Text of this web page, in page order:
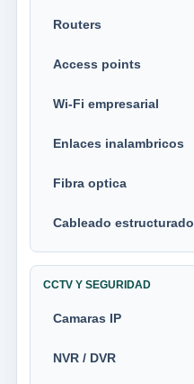
Routers
Access points
Wi-Fi empresarial
Enlaces inalambricos
Fibra optica
Cableado estructurado
CCTV Y SEGURIDAD
Camaras IP
NVR / DVR